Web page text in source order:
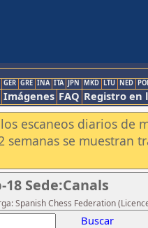
GER GRE INA ITA JPN MKD LTU NED
Imágenes FAQ Registro en
escaneos diarios de
se muestran
Sede:Canals
Spanish Chess Federation
Buscar